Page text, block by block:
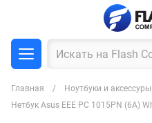
Главная Ноутбуки и аксессуры